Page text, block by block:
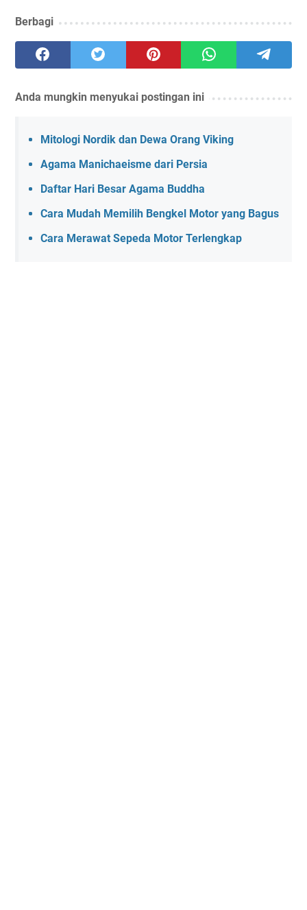
Berbagi
Anda mungkin menyukai postingan ini
Mitologi Nordik dan Dewa Orang Viking
Agama Manichaeisme dari Persia
Daftar Hari Besar Agama Buddha
Cara Mudah Memilih Bengkel Motor yang Bagus
Cara Merawat Sepeda Motor Terlengkap